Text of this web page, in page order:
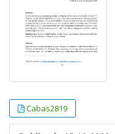
Cabas2819